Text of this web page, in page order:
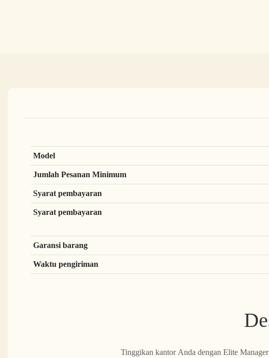
Model
Jumlah Pesanan Minimum
Syarat pembayaran
Syarat pembayaran
Garansi barang
Waktu pengiriman
Tinggikan kantor Anda dengan Elite